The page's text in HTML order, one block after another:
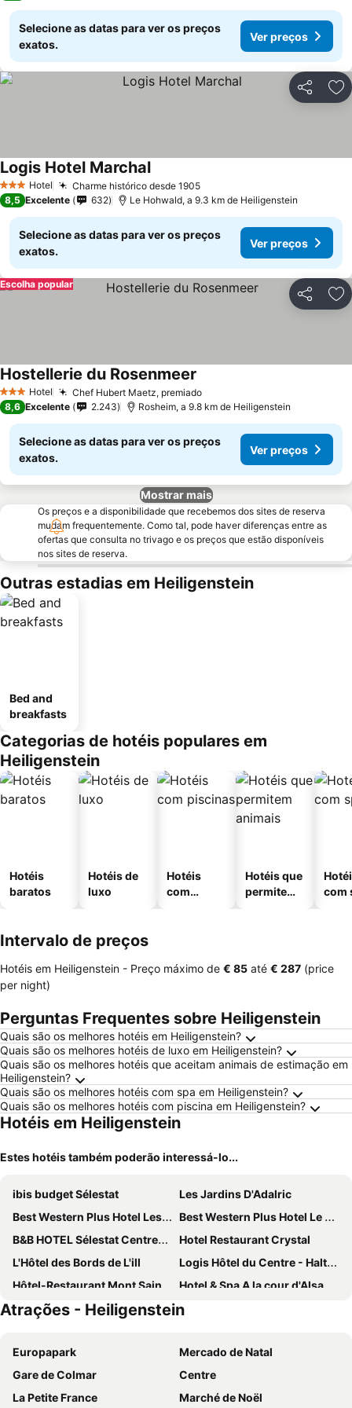
Selecione as datas para ver os preços
exatos.
Ver preços
Partilhar
3 EstrelasHotel Charme histórico desde 1905
Logis Hotel Marchal
8,5 Excelente 632 Le Hohwald, a 9.3 km de Heiligenstein
Selecione as datas para ver os preços
exatos.
Ver preços
Partilhar
Escolha popular
3 EstrelasHotel Chef Hubert Maetz, premiado
Hostellerie du Rosenmeer
8,6 Excelente 2.243 Rosheim, a 9.8 km de Heiligenstein
Selecione as datas para ver os preços
exatos.
Ver preços
Mostrar mais
Os preços e a disponibilidade que recebemos dos sites de reserva
mudam frequentemente. Como tal, pode haver diferenças entre as
ofertas que consulta no trivago e os preços que estão disponíveis
nos sites de reserva.
Outras estadias em Heiligenstein
Bed and
breakfasts
Categorias de hotéis populares em
Heiligenstein
Hotéis
baratos
Hotéis de
luxo
Hotéis
com
Hotéis que
permitem
com
Intervalo de preços
Hotéis em Heiligenstein - Preço máximo de ‎€ 85 até ‎€ 287 (price
per night)
Perguntas Frequentes sobre Heiligenstein
Quais são os melhores hotéis em Heiligenstein?
Quais são os melhores hotéis de luxo em Heiligenstein?
Quais são os melhores hotéis que aceitam animais de estimação em
Heiligenstein?
Quais são os melhores hotéis com spa em Heiligenstein?
Quais são os melhores hotéis com piscina em Heiligenstein?
Hotéis em Heiligenstein
Estes hotéis também poderão interessá-lo...
ibis budget Sélestat
Les Jardins D'Adalric
Best Western Plus Hotel Les Humanistes
Best Western Plus Hotel Le Rhenan
B&B HOTEL Sélestat Centre-Alsace
Hotel Restaurant Crystal
L'Hôtel des Bords de L'ill
Logis Hôtel du Centre - Halte idéale en cyclotourisme avec garage à vélos clos
Hôtel-Restaurant Mont Sainte-Odile
Hotel & Spa A la cour d'Alsace by HappyCulture
6717 Nature Hôtel & Spa Le Clos des Délices
Première Classe Obernai Centre Gare
Le Verger des Châteaux, The Originals Relais
Hôtel Diana Restaurant & Spa by HappyCulture
Relais du Klevener
5 Terres Hotel & Spa - MGallery Collection
Hotel Le Manoir
Hostellerie des Châteaux & Spa
Atrações - Heiligenstein
Europapark
Mercado de Natal
Gare de Colmar
Centre
La Petite France
Marché de Noël